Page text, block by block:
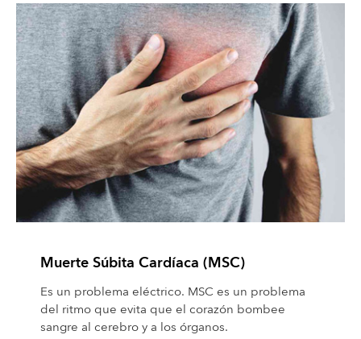
Muerte Súbita Cardíaca (MSC)
Es un problema eléctrico. MSC es un problema
del ritmo que evita que el corazón bombee
sangre al cerebro y a los órganos.